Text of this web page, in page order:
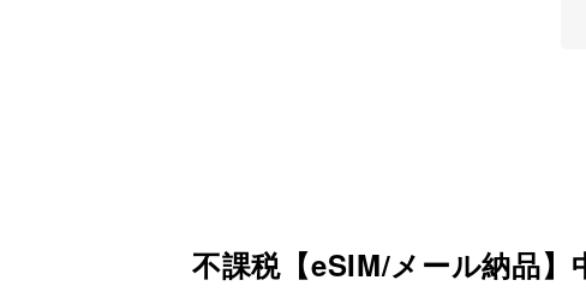
不課税【eSIM/メール納品